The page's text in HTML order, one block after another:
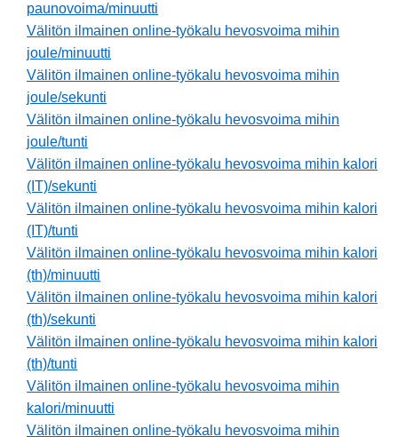
paunovoima/minuutti
Välitön ilmainen online-työkalu hevosvoima mihin
joule/minuutti
Välitön ilmainen online-työkalu hevosvoima mihin
joule/sekunti
Välitön ilmainen online-työkalu hevosvoima mihin
joule/tunti
Välitön ilmainen online-työkalu hevosvoima mihin kalori
(IT)/sekunti
Välitön ilmainen online-työkalu hevosvoima mihin kalori
(IT)/tunti
Välitön ilmainen online-työkalu hevosvoima mihin kalori
(th)/minuutti
Välitön ilmainen online-työkalu hevosvoima mihin kalori
(th)/sekunti
Välitön ilmainen online-työkalu hevosvoima mihin kalori
(th)/tunti
Välitön ilmainen online-työkalu hevosvoima mihin
kalori/minuutti
Välitön ilmainen online-työkalu hevosvoima mihin